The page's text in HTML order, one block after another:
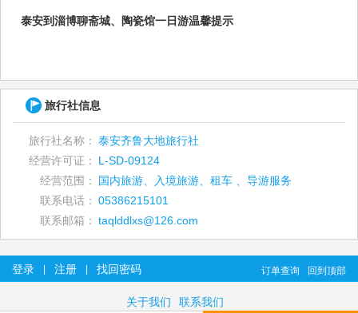
泰安到淄博聊斋城、陶瓷馆一日游温馨提示
旅行社信息
旅行社名称： 泰安齐鲁大地旅行社
经营许可证：
L-SD-09124
经营范围：
国内旅游、入境旅游、租车 、导游服务
联系电话： 05386215101
联系邮箱： taqlddlxs@126.com
登录 注册 找回密码 回到顶部
订单查询
关于我们 联系我们